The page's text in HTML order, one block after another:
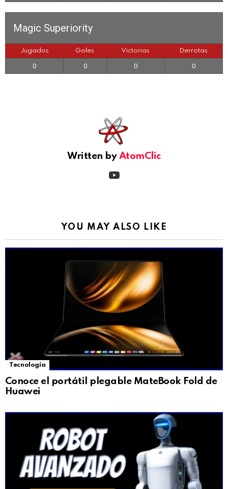
Magic Superiority
Jugados Goles Victorias Derrotas
0 0 0 0
Written by AtomClic
YOU MAY ALSO LIKE
Tecnología
Conoce el portátil plegable MateBook Fold de
Huawei